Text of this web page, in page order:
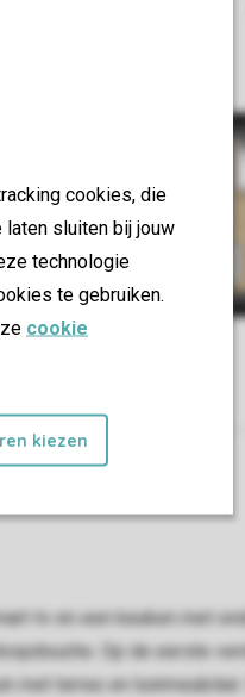
cookies, die
sluiten bij jouw
technologie
te gebruiken.
cookie
kiezen
tv en een keuken met
Op de eerste
met terras en